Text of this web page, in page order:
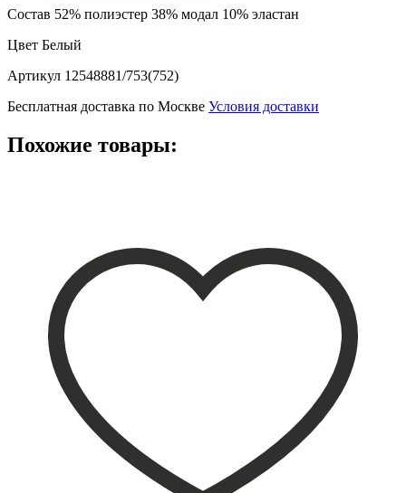
Состав 52% полиэстер 38% модал 10% эластан
Цвет Белый
Артикул 12548881/753(752)
Бесплатная доставка по Москве Условия доставки
Похожие товары: